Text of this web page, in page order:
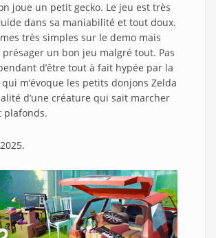
joue un petit gecko. Le jeu est très
dans sa maniabilité et tout doux.
très simples sur le demo mais
un bon jeu malgré tout. Pas
d’être tout à fait hypée par la
m’évoque les petits donjons Zelda
d’une créature qui sait marcher
plafonds.